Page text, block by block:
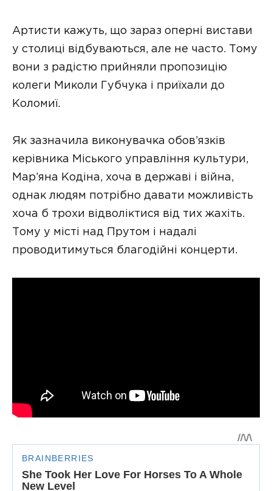
Артисти кажуть, що зараз оперні вистави
у столиці відбуваються, але не часто. Тому
вони з радістю прийняли пропозицію
колеги Миколи Губчука і приїхали до
Коломиї.
Як зазначила виконувачка обов’язків
керівника Міського управління культури,
Мар’яна Кодіна, хоча в державі і війна,
однак людям потрібно давати можливість
хоча б трохи відволіктися від тих жахіть.
Тому у місті над Прутом і надалі
проводитимуться благодійні концерти.